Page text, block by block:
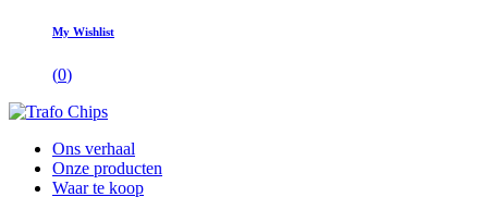
My Wishlist
(0)
Ons verhaal
Onze producten
Waar te koop